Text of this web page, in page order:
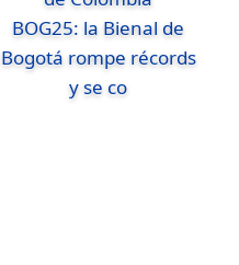
BOG25: la Bienal de
Bogotá rompe récords
y se co